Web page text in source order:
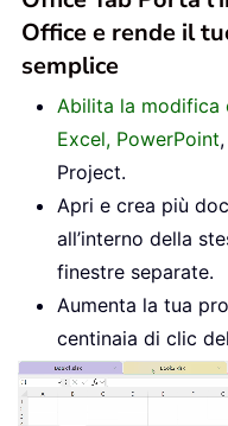
Office e rende il
semplice
Abilita la modifica
Excel, PowerPoint
Project.
Apri e crea più
all’interno della
finestre separate.
Aumenta la tua
centinaia di clic